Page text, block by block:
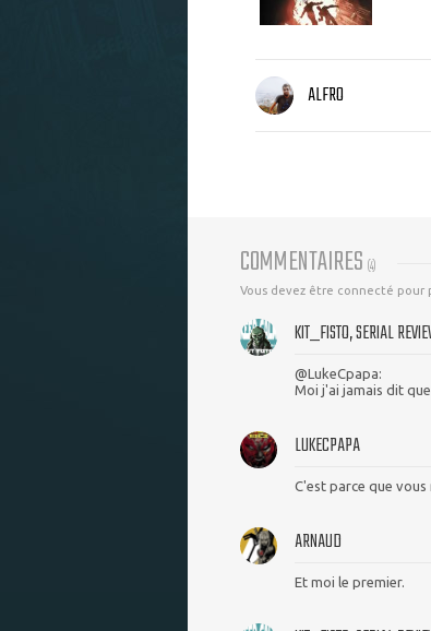
ALFRO
COMMENTAIRES (4)
Vous devez être connecté pour
KIT_FISTO, SERIAL
@LukeCpapa:
Moi j'ai jamais dit
LUKECPAPA
C'est parce que vous
ARNAUD
Et moi le premier.